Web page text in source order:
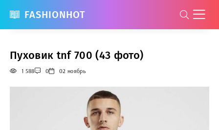
FASHIONHOT
Пуховик tnf 700 (43 фото)
1 588 0 02 ноябрь